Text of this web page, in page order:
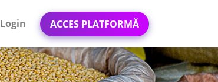
Login ACCES PLATFORMĂ